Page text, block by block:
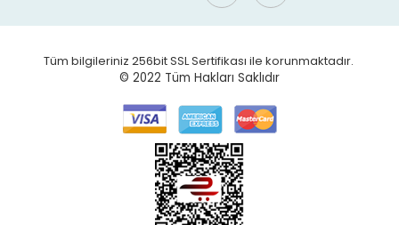
Tüm bilgileriniz 256bit SSL Sertifikası ile korunmaktadır.
© 2022 Tüm Hakları Saklıdır